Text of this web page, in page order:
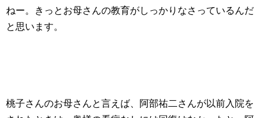
ねー。きっとお母さんの教育がしっかりなさっているんだ
と思います。
桃子さんのお母さんと言えば、阿部祐二さんが以前入院を